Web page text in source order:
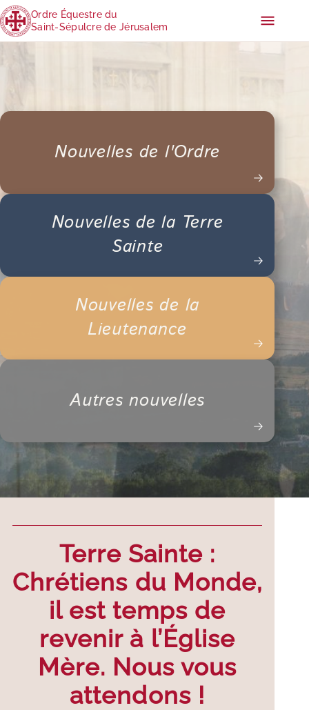
Ordre Équestre du
Saint-Sépulcre de Jérusalem
Nouvelles de l'Ordre
Nouvelles de la Terre
Sainte
Nouvelles de la
Lieutenance
Autres nouvelles
Terre Sainte :
Chrétiens du Monde,
il est temps de
revenir à l’Église
Mère. Nous vous
attendons !